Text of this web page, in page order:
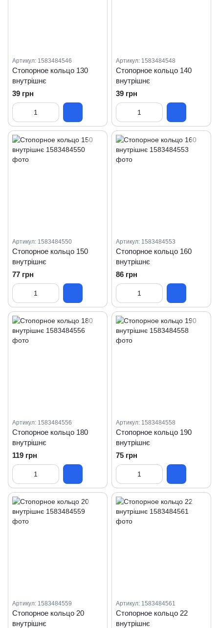
Артикул: 1583484546
Стопорное кольцо 130
внутрішнє
39 грн
Артикул: 1583484548
Стопорное кольцо 140
внутрішнє
39 грн
Артикул: 1583484550
Стопорное кольцо 150
внутрішнє
77 грн
Артикул: 1583484553
Стопорное кольцо 160
внутрішнє
86 грн
Артикул: 1583484556
Стопорное кольцо 180
внутрішнє
119 грн
Артикул: 1583484558
Стопорное кольцо 190
внутрішнє
75 грн
Артикул: 1583484559
Стопорное кольцо 20
внутрішнє
Артикул: 1583484561
Стопорное кольцо 22
внутрішнє